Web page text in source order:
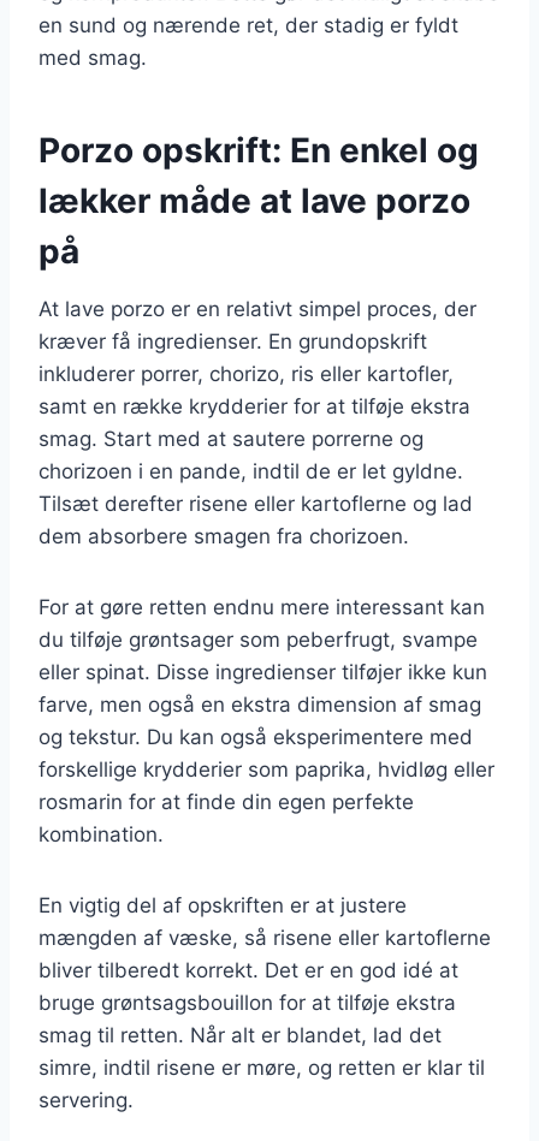
en sund og nærende ret, der stadig er fyldt
med smag.
Porzo opskrift: En enkel og
lækker måde at lave porzo
på
At lave porzo er en relativt simpel proces, der
kræver få ingredienser. En grundopskrift
inkluderer porrer, chorizo, ris eller kartofler,
samt en række krydderier for at tilføje ekstra
smag. Start med at sautere porrerne og
chorizoen i en pande, indtil de er let gyldne.
Tilsæt derefter risene eller kartoflerne og lad
dem absorbere smagen fra chorizoen.
For at gøre retten endnu mere interessant kan
du tilføje grøntsager som peberfrugt, svampe
eller spinat. Disse ingredienser tilføjer ikke kun
farve, men også en ekstra dimension af smag
og tekstur. Du kan også eksperimentere med
forskellige krydderier som paprika, hvidløg eller
rosmarin for at finde din egen perfekte
kombination.
En vigtig del af opskriften er at justere
mængden af væske, så risene eller kartoflerne
bliver tilberedt korrekt. Det er en god idé at
bruge grøntsagsbouillon for at tilføje ekstra
smag til retten. Når alt er blandet, lad det
simre, indtil risene er møre, og retten er klar til
servering.